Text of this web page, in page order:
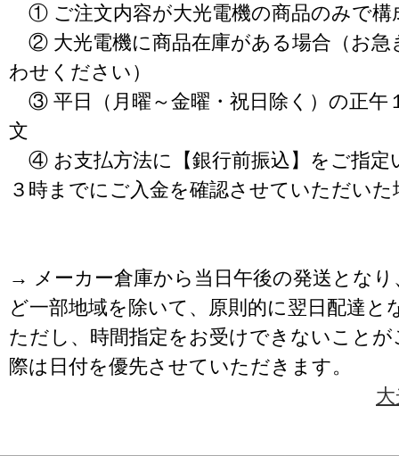
① ご注文内容が大光電機の商品のみで構
② 大光電機に商品在庫がある場合（お急
わせください）
③ 平日（月曜～金曜・祝日除く）の正午
文
④ お支払方法に【銀行前振込】をご指定
３時までにご入金を確認させていただいた
→ メーカー倉庫から当日午後の発送となり
ど一部地域を除いて、原則的に翌日配達と
ただし、時間指定をお受けできないこと
際は日付を優先させていただきます。